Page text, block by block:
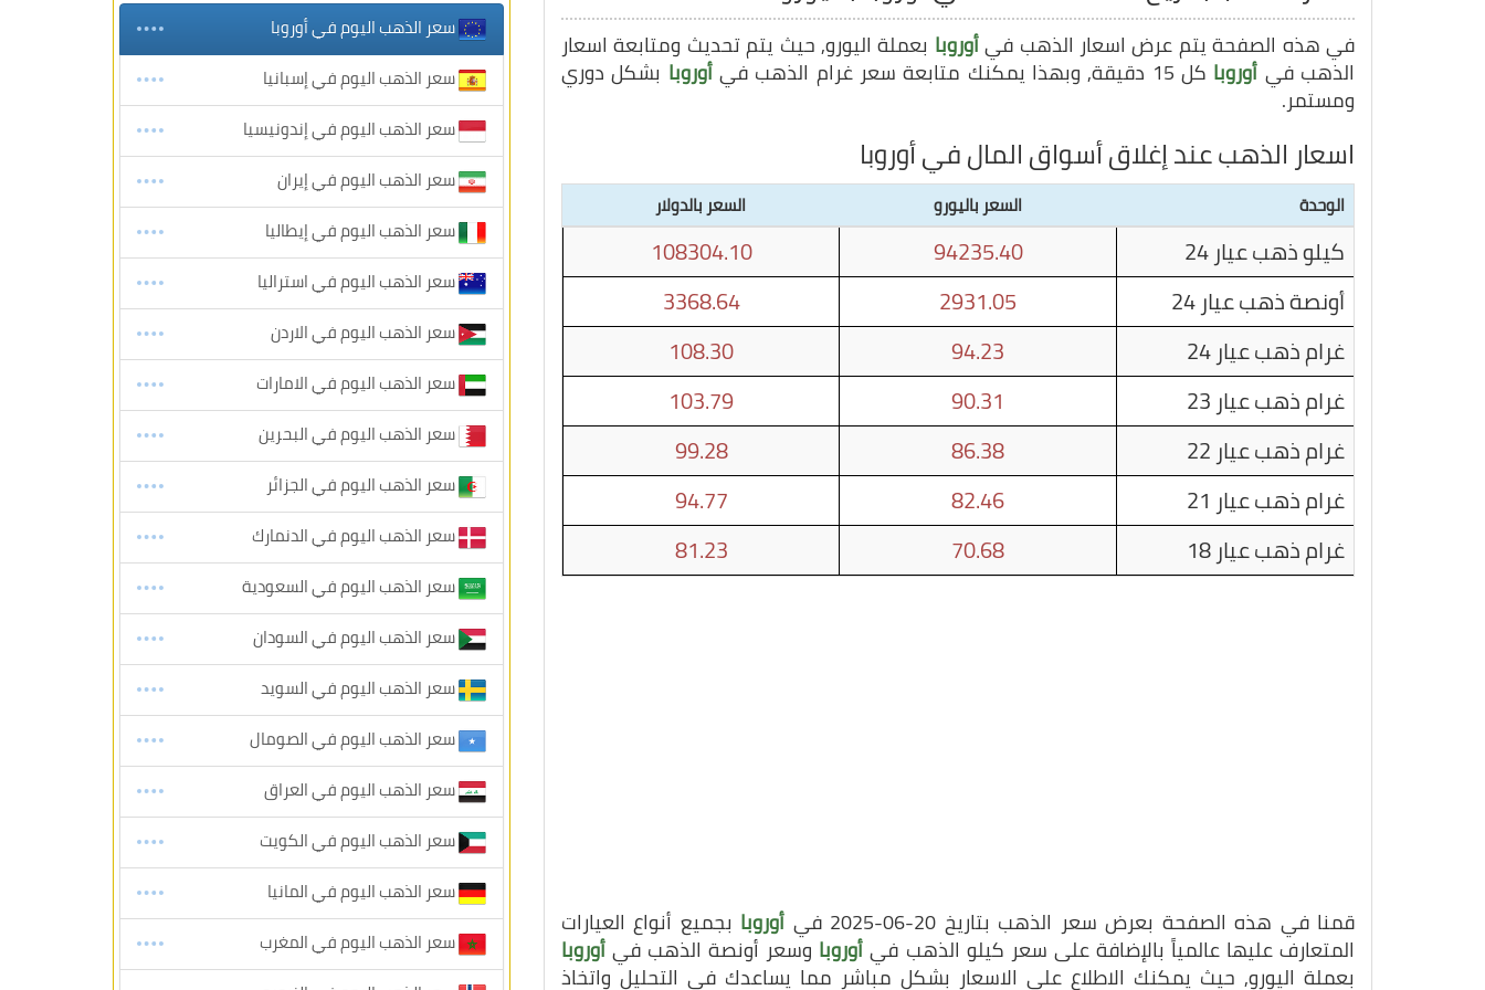
في هذه الصفحة يتم عرض اسعار الذهب فيأوروبا بعملة اليورو, حيث يتم تحديث ومتابعة اسعار
الذهب في أوروبا كل 15 دقيقة, وبهذا يمكنك متابعة سعر غرام الذهب في أوروبا بشكل دوري
ومستمر.
اسعار الذهب عند إغلاق أسواق المال في أوروبا
الوحدة السعر باليورو السعر بالدولار
كيلو ذهب عيار 24 94235.40
108304.10
أونصة ذهب عيار 24
2931.05
3368.64
غرام ذهب عيار 24
94.23
108.30
غرام ذهب عيار 23
90.31
103.79
غرام ذهب عيار 22
86.38
99.28
غرام ذهب عيار 21
82.46
94.77
غرام ذهب عيار 18
70.68
81.23
قمنا في هذه الصفحة بعرض سعر الذهب بتاريخ 20-06-2025 في أوروبا بجميع أنواع العيارات
المتعارف عليها عالمياً بالإضافة على سعر كيلو الذهب فيأوروبا وسعر أونصة الذهب فيأوروبا
بعملة اليورو, حيث يمكنك الاطلاع على الاسعار بشكل مباشر مما يساعدك في التحليل واتخاذ
سعر الذهب اليوم في أوروبا
سعر الذهب اليوم في إسبانيا
سعر الذهب اليوم في إندونيسيا
سعر الذهب اليوم في إيران
سعر الذهب اليوم في إيطاليا
سعر الذهب اليوم في استراليا
سعر الذهب اليوم في الاردن
سعر الذهب اليوم في الامارات
سعر الذهب اليوم في البحرين
سعر الذهب اليوم في الجزائر
سعر الذهب اليوم في الدنمارك
سعر الذهب اليوم في السعودية
سعر الذهب اليوم في السودان
سعر الذهب اليوم في السويد
سعر الذهب اليوم في الصومال
سعر الذهب اليوم في العراق
سعر الذهب اليوم في الكويت
سعر الذهب اليوم في المانيا
سعر الذهب اليوم في المغرب